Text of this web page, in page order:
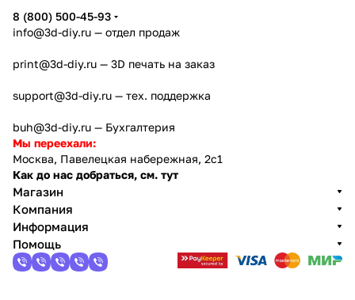
8 (800) 500-45-93
info@3d-diy.ru — отдел продаж
print@3d-diy.ru — 3D печать на заказ
support@3d-diy.ru — тех. поддержка
buh@3d-diy.ru — Бухгалтерия
Мы переехали:
Москва, Павелецкая набережная, 2с1
Как до нас добраться, см. тут
Магазин
Компания
Информация
Помощь